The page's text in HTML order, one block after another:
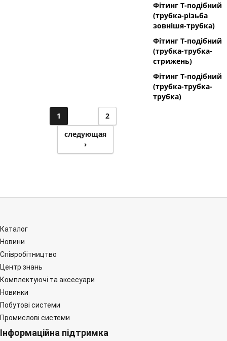
Фітинг Т-подібний
(трубка-різьба
зовнішя-трубка)
Фітинг Т-подібний
(трубка-трубка-
стрижень)
Фітинг Т-подібний
(трубка-трубка-
трубка)
1
2
следующая
›
Каталог
Новини
Співробітництво
Центр знань
Комплектуючі та аксесуари
Новинки
Побутові системи
Промислові системи
Інформаційна підтримка